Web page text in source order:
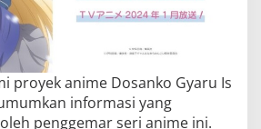
proyek anime Dosanko Gyaru Is
informasi yang
penggemar seri anime ini.